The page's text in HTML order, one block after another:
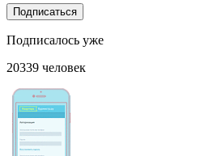
Подписаться
Подписалось уже
20339 человек